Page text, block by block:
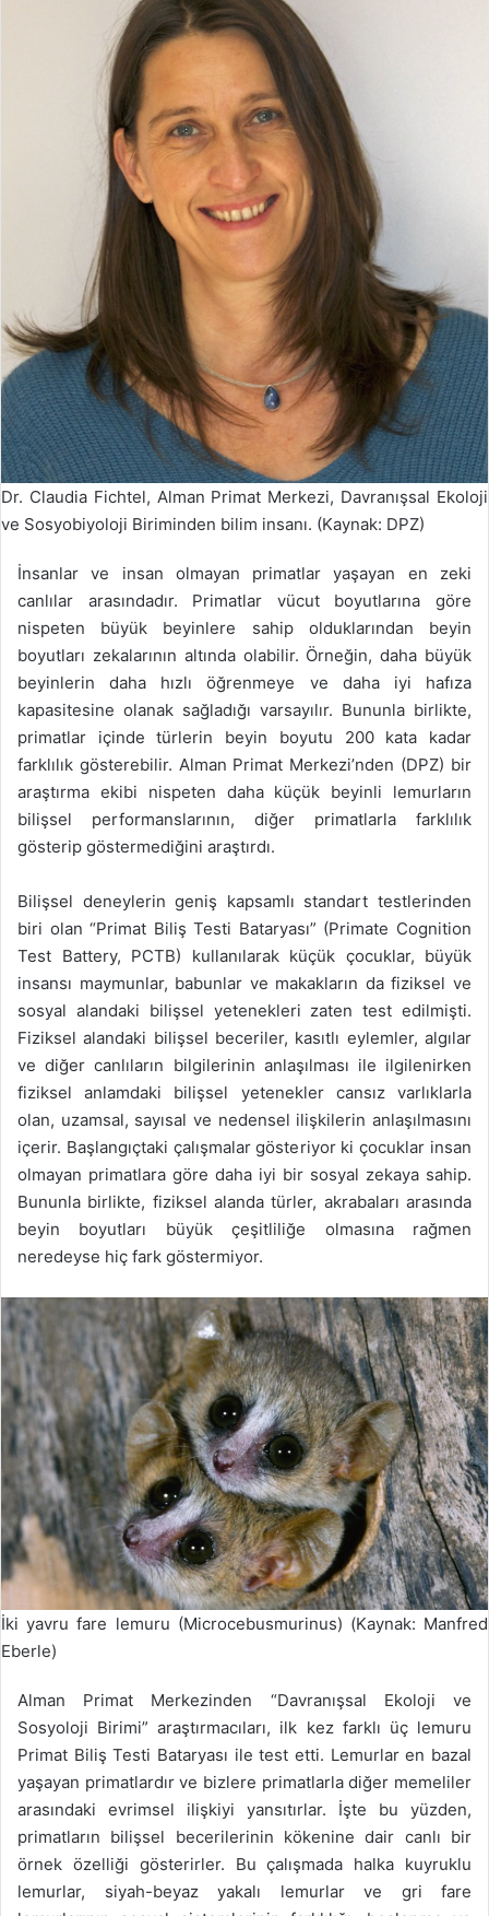
Dr. Claudia Fichtel, Alman Primat Merkezi, Davranışsal Ekoloji
ve Sosyobiyoloji Biriminden bilim insanı. (Kaynak: DPZ)
İnsanlar ve insan olmayan primatlar yaşayan en zeki
canlılar arasındadır. Primatlar vücut boyutlarına göre
nispeten büyük beyinlere sahip olduklarından beyin
boyutları zekalarının altında olabilir. Örneğin, daha büyük
beyinlerin daha hızlı öğrenmeye ve daha iyi hafıza
kapasitesine olanak sağladığı varsayılır. Bununla birlikte,
primatlar içinde türlerin beyin boyutu 200 kata kadar
farklılık gösterebilir. Alman Primat Merkezi’nden (DPZ) bir
araştırma ekibi nispeten daha küçük beyinli lemurların
bilişsel performanslarının, diğer primatlarla farklılık
gösterip göstermediğini araştırdı.
Bilişsel deneylerin geniş kapsamlı standart testlerinden
biri olan “Primat Biliş Testi Bataryası” (Primate Cognition
Test Battery, PCTB) kullanılarak küçük çocuklar, büyük
insansı maymunlar, babunlar ve makakların da fiziksel ve
sosyal alandaki bilişsel yetenekleri zaten test edilmişti.
Fiziksel alandaki bilişsel beceriler, kasıtlı eylemler, algılar
ve diğer canlıların bilgilerinin anlaşılması ile ilgilenirken
fiziksel anlamdaki bilişsel yetenekler cansız varlıklarla
olan, uzamsal, sayısal ve nedensel ilişkilerin anlaşılmasını
içerir. Başlangıçtaki çalışmalar gösteriyor ki çocuklar insan
olmayan primatlara göre daha iyi bir sosyal zekaya sahip.
Bununla birlikte, fiziksel alanda türler, akrabaları arasında
beyin boyutları büyük çeşitliliğe olmasına rağmen
neredeyse hiç fark göstermiyor.
İki yavru fare lemuru (Microcebusmurinus) (Kaynak: Manfred
Eberle)
Alman Primat Merkezinden “Davranışsal Ekoloji ve
Sosyoloji Birimi” araştırmacıları, ilk kez farklı üç lemuru
Primat Biliş Testi Bataryası ile test etti. Lemurlar en bazal
yaşayan primatlardır ve bizlere primatlarla diğer memeliler
arasındaki evrimsel ilişkiyi yansıtırlar. İşte bu yüzden,
primatların bilişsel becerilerinin kökenine dair canlı bir
örnek özelliği gösterirler. Bu çalışmada halka kuyruklu
lemurlar, siyah-beyaz yakalı lemurlar ve gri fare